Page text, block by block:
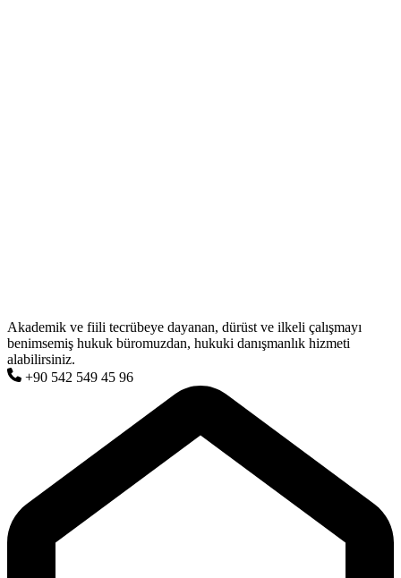
Akademik ve fiili tecrübeye dayanan, dürüst ve ilkeli çalışmayı
benimsemiş hukuk büromuzdan, hukuki danışmanlık hizmeti
alabilirsiniz.
+90 542 549 45 96